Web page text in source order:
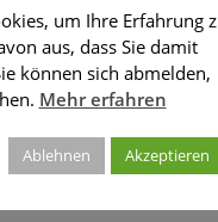
Umsetzung eines
um Ihre Erfahrung
aus, dass Sie damit
können sich abmelden,
Mehr erfahren
Ablehnen Akzeptieren